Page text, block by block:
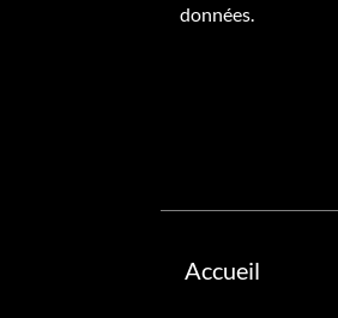
données.
Accueil